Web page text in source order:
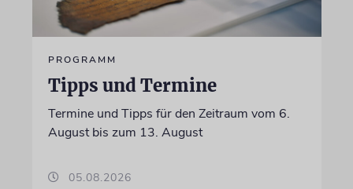
PROGRAMM
Tipps und Termine
Termine und Tipps für den Zeitraum vom 6.
August bis zum 13. August
05.08.2026